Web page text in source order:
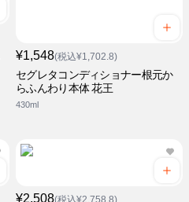
¥1,548(税込¥1,702.8)
セグレタコンディショナー根元か
らふんわり本体 花王
430ml
¥2,508